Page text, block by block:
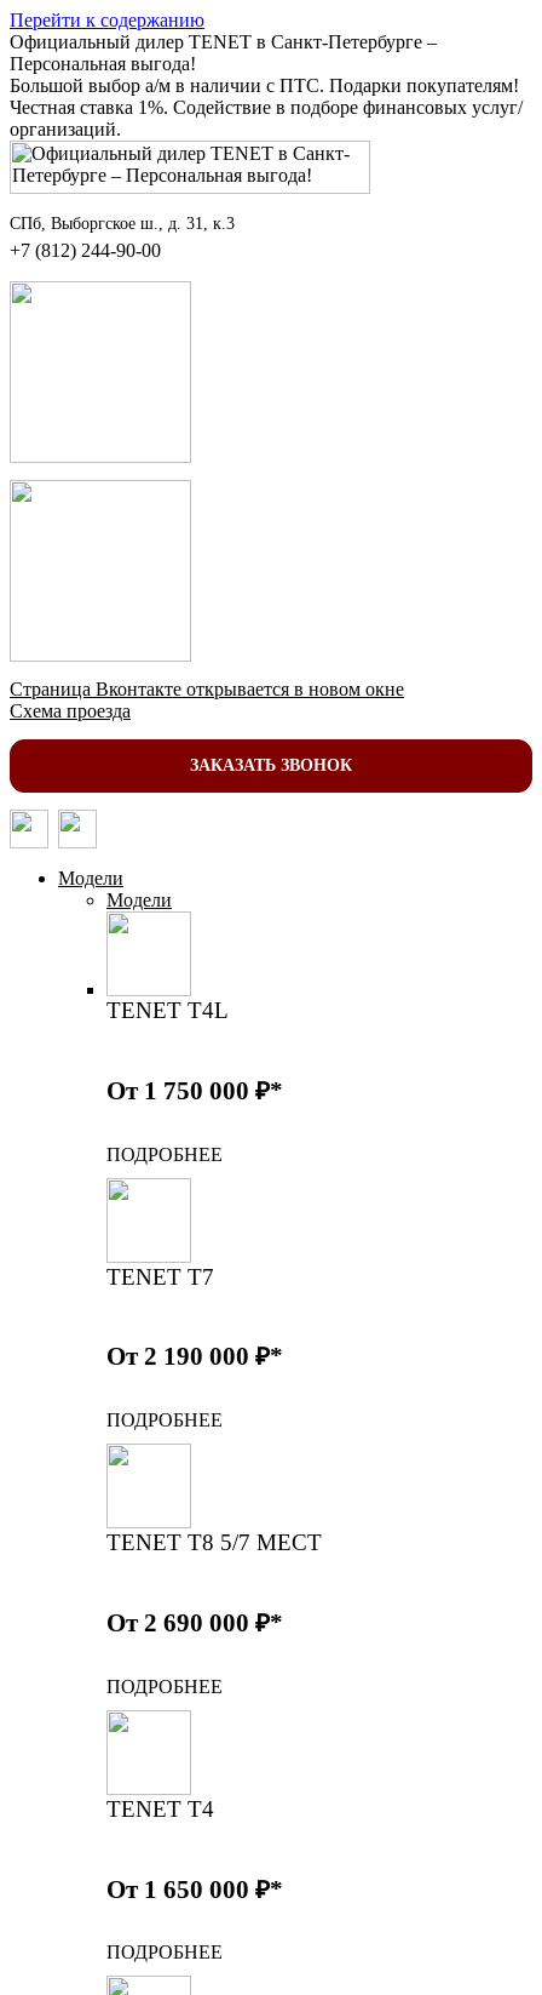
Перейти к содержанию
Официальный дилер TENET в Санкт-Петербурге –
Персональная выгода!
Большой выбор а/м в наличии с ПТС. Подарки покупателям!
Честная ставка 1%. Содействие в подборе финансовых услуг/
организаций.
СПб, Выборгское ш., д. 31, к.3
+7 (812) 244-90-00
Страница Вконтакте открывается в новом окне
Схема проезда
ЗАКАЗАТЬ ЗВОНОК
Модели
Модели
TENET T4L
От 1 750 000 ₽*
ПОДРОБНЕЕ
TENET T7
От 2 190 000 ₽*
ПОДРОБНЕЕ
TENET T8 5/7 МЕСТ
От 2 690 000 ₽*
ПОДРОБНЕЕ
TENET T4
От 1 650 000 ₽*
ПОДРОБНЕЕ